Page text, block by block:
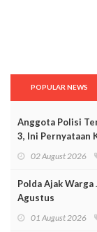
POPULAR NEWS
Anggota Polisi
3, Ini Pernyataan
02 August 2026
Polda Ajak Warga
Agustus
01 August 2026